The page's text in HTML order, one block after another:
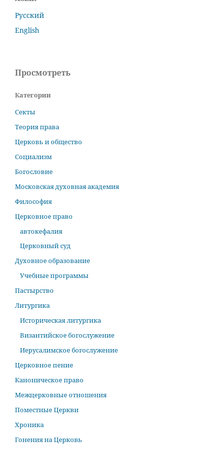
Русский
English
Просмотреть
Категории
Секты
Теория права
Церковь и общество
Социализм
Богословие
Московская духовная академия
Философия
Церковное право
автокефалия
Церковный суд
Духовное образование
Учебные программы
Пастырство
Литургика
Историческая литургика
Византийское богослужение
Иерусалимское богослужение
Церковное пение
Каноническое право
Межцерковные отношения
Поместные Церкви
Хроника
Гонения на Церковь